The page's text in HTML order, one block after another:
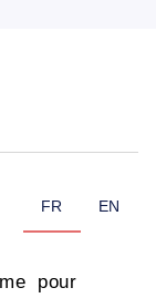
FR EN
pour